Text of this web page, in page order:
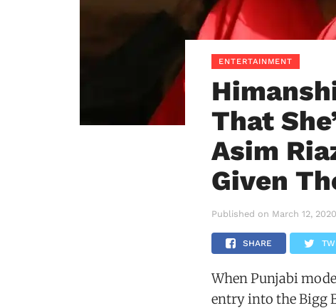
ENTERTAINMENT
That
Asim
Given
Published on March 12, 2020
SHARE
When Punjabi
entry into the Bigg